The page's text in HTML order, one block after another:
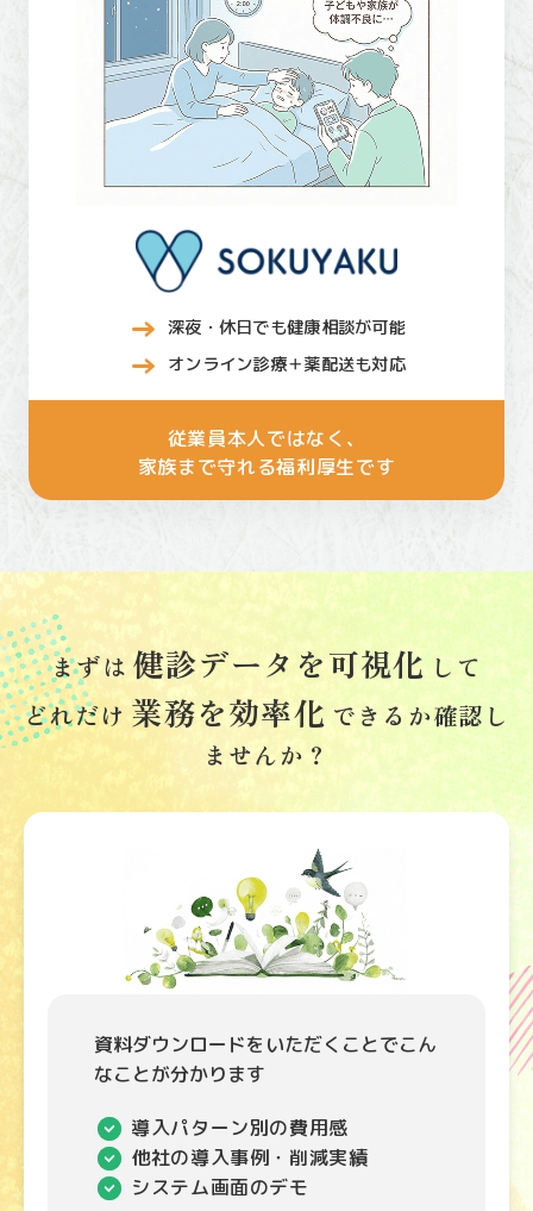
深夜・休日でも健康相談が可能
オンライン診療＋薬配送も対応
従業員本人ではなく、
家族まで守れる福利厚生です
まずは健診データを可視化 して
どれだけ 業務を効率化 できるか確認し
ませんか？
資料ダウンロードをいただくことでこん
なことが分かります
導入パターン別の費用感
他社の導入事例・削減実績
システム画面のデモ